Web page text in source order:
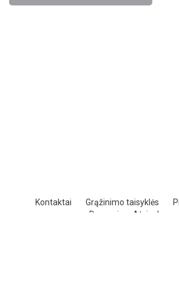
Kontaktai Grąžinimo taisyklės
Draugai
Atsisakymas